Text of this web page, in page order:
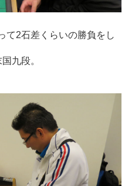
て2石差くらいの勝負をし
九段。